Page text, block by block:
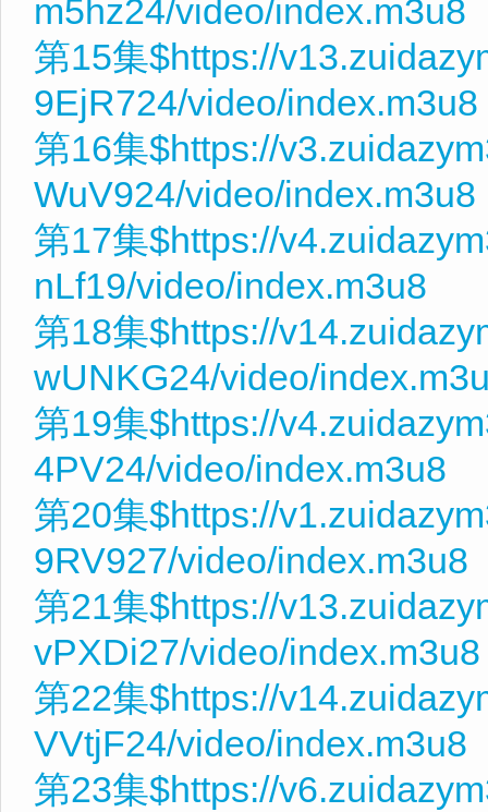
m5hz24/video/index.m3u8
第15集$https://
9EjR724/video/index.m3u8
第16集$https://
WuV924/video/index.m3u8
第17集$https://
nLf19/video/index.m3u8
第18集$https://
wUNKG24/video/
第19集$https://
4PV24/video/index.m3u8
第20集$https://
9RV927/video/index.m3u8
第21集$https://
vPXDi27/video/index.m3u8
第22集$https://
VVtjF24/video/index.m3u8
第23集$https://